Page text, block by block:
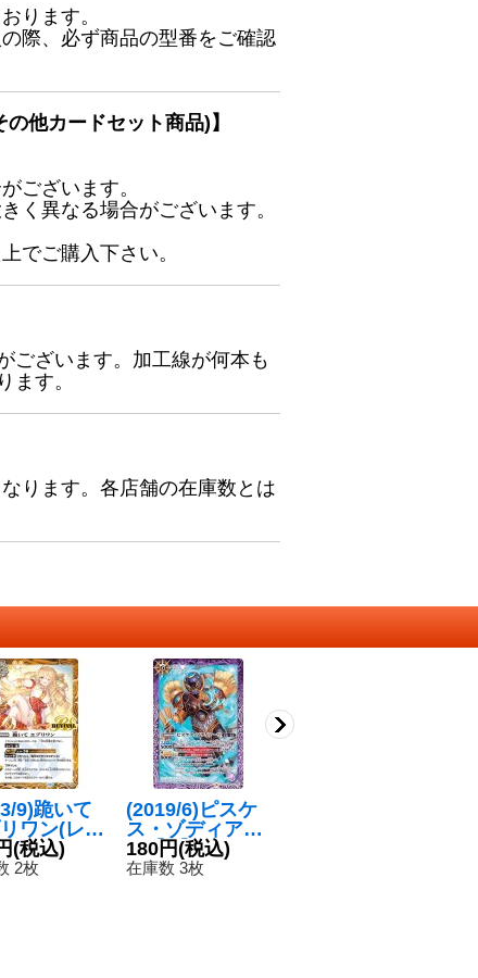
ります。
際、必ず商品の型番をご確認
他カードセット商品)】
ございます。
く異なる場合がございます。
でご購入下さい。
ございます。加工線が何本も
ます。
ります。各店舗の在庫数とは
9)跪いて
ワン(レイ
イラスト)
{BSC39-
(税込)
2枚
(2019/6)ピスケ
ス・ゾディアー
ツ【R】{CB10-
030}《紫》
180円(税込)
在庫数 3枚